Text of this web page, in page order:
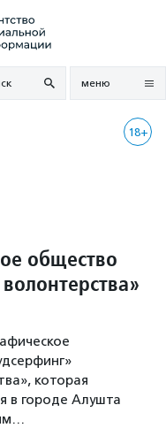
меню
18+
общество
которая
в городе Алушта